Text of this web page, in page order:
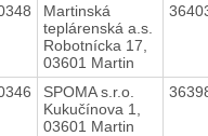
Martinská
teplárenská a.s.
Robotnícka 17,
03601 Martin
SPOMA s.r.o.
Kukučínova 1,
03601 Martin